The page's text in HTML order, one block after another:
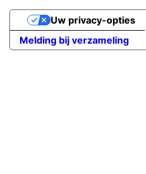
Melding bij verzameling
Uw privacy-opties